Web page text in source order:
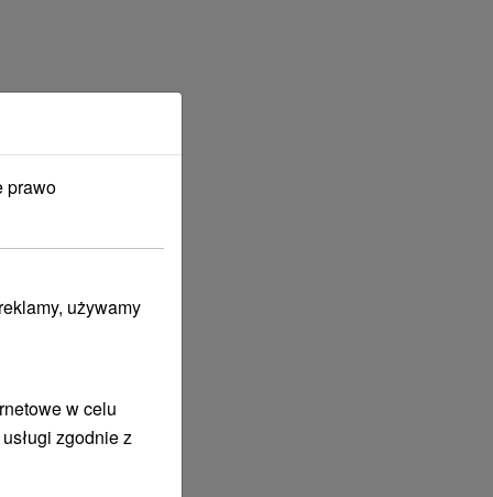
prawo
używamy
w celu
zgodnie z